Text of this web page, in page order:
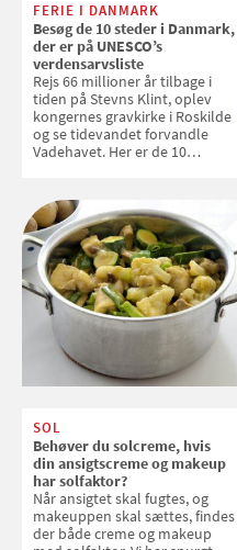
FERIE I DANMARK
Besøg de 10 steder i Danmark,
der er på UNESCO’s
verdensarvsliste
Rejs 66 millioner år tilbage i
tiden på Stevns Klint, oplev
kongernes gravkirke i Roskilde
og se tidevandet forvandle
Vadehavet. Her er de 10
SOL
Behøver du solcreme, hvis
din ansigtscreme og makeup
har solfaktor?
Når ansigtet skal fugtes, og
makeuppen skal sættes, findes
der både creme og makeup